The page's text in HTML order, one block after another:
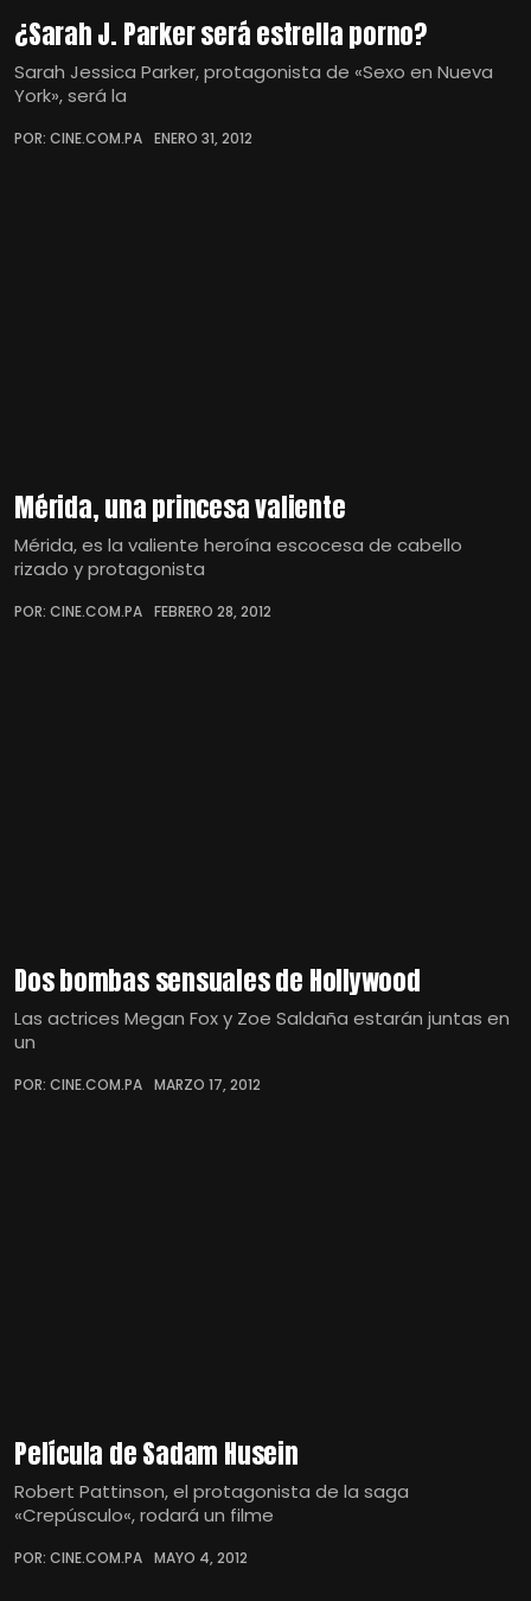
¿Sarah J. Parker será estrella porno?
Sarah Jessica Parker, protagonista de «Sexo en Nueva
York», será la
POR: CINE.COM.PA ENERO 31, 2012
Mérida, una princesa valiente
Mérida, es la valiente heroína escocesa de cabello
rizado y protagonista
POR: CINE.COM.PA FEBRERO 28, 2012
Dos bombas sensuales de Hollywood
Las actrices Megan Fox y Zoe Saldaña estarán juntas en
un
POR: CINE.COM.PA MARZO 17, 2012
Película de Sadam Husein
Robert Pattinson, el protagonista de la saga
«Crepúsculo«, rodará un filme
POR: CINE.COM.PA MAYO 4, 2012